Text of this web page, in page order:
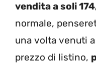
vendita a soli
normale,
una volta venuti
prezzo di listino,